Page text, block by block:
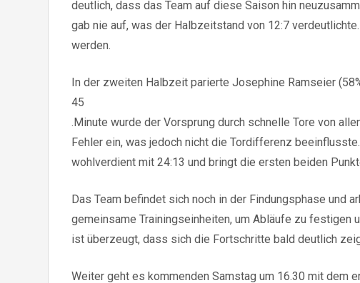
deutlich, dass das Team auf diese Saison hin
gab nie auf, was der Halbzeitstand von 12:7
werden.
In der zweiten Halbzeit parierte Josephine Ramseier
45
.Minute wurde der Vorsprung durch schnelle Tore von
Fehler ein, was jedoch nicht die Tordifferenz
wohlverdient mit 24:13 und bringt die ersten beiden
Das Team befindet sich noch in der Findungsphase und
gemeinsame Trainingseinheiten, um Abläufe zu festigen
ist überzeugt, dass sich die Fortschritte bald deutlich
Weiter geht es kommenden Samstag um 16.30 mit dem